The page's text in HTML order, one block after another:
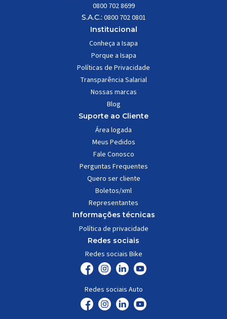
0800 702 8699
S.A.C.: 0800 702 0801
Institucional
Conheça a Isapa
Porque a Isapa
Políticas de Privacidade
Transparência Salarial
Nossas marcas
Blog
Suporte ao Cliente
Área logada
Meus Pedidos
Fale Conosco
Perguntas Frequentes
Quero ser cliente
Boletos/xml
Representantes
Informações técnicas
Política de privacidade
Redes sociais
Redes sociais Bike
Redes sociais Auto